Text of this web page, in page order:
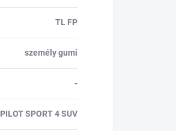
TL FP
személy gumi
-
PILOT SPORT 4 SUV